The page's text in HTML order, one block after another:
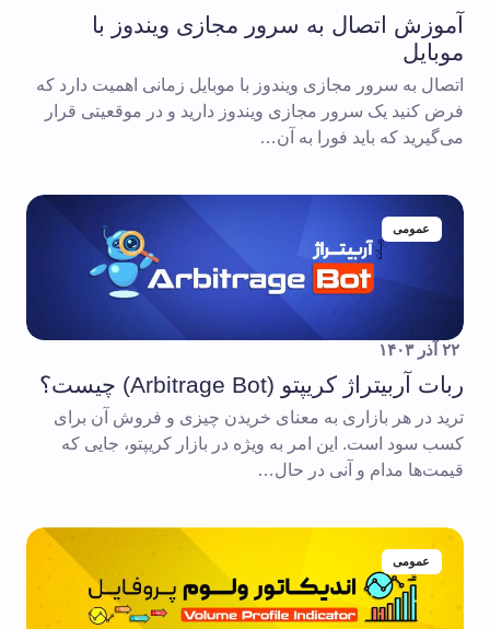
آموزش اتصال به سرور مجازی ویندوز با
موبایل
اتصال به سرور مجازی ویندوز با موبایل زمانی اهمیت دارد که
فرض کنید یک سرور مجازی ویندوز دارید و در موقعیتی قرار
می‌گیرید که باید فورا به آن…
عمومی
۲۲ آذر ۱۴۰۳
ربات آربیتراژ کریپتو (Arbitrage Bot) چیست؟
ترید در هر بازاری به معنای خریدن چیزی و فروش آن برای
کسب سود است. این امر به ویژه در بازار کریپتو، جایی که
قیمت‌ها مدام و آنی در حال…
عمومی